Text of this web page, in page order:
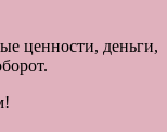
ценности, деньги,